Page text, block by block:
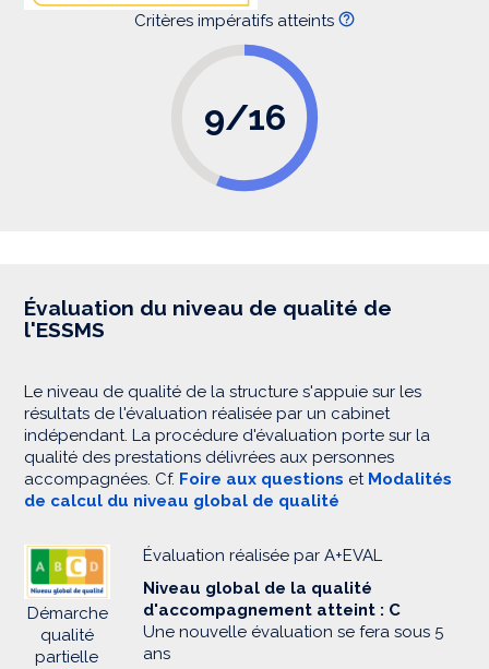
Critères impératifs atteints
9/16
Évaluation du niveau de qualité de
l'ESSMS
Le niveau de qualité de la structure s'appuie sur les
résultats de l'évaluation réalisée par un cabinet
indépendant. La procédure d'évaluation porte sur la
qualité des prestations délivrées aux personnes
accompagnées. Cf. Foire aux questions et Modalités
de calcul du niveau global de qualité
Démarche
qualité
partielle
Évaluation réalisée par A+EVAL
Niveau global de la qualité
d'accompagnement atteint : C
Une nouvelle évaluation se fera sous 5
ans